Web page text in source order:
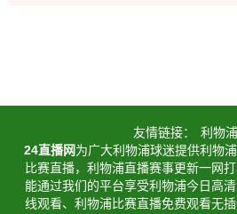
友情链接：
利物
24直播网为广大利物浦球迷提供利物
比赛直播，利物浦直播赛事更新一网
能通过我们的平台享受利物浦今日高
线观看、利物浦比赛直播免费观看无